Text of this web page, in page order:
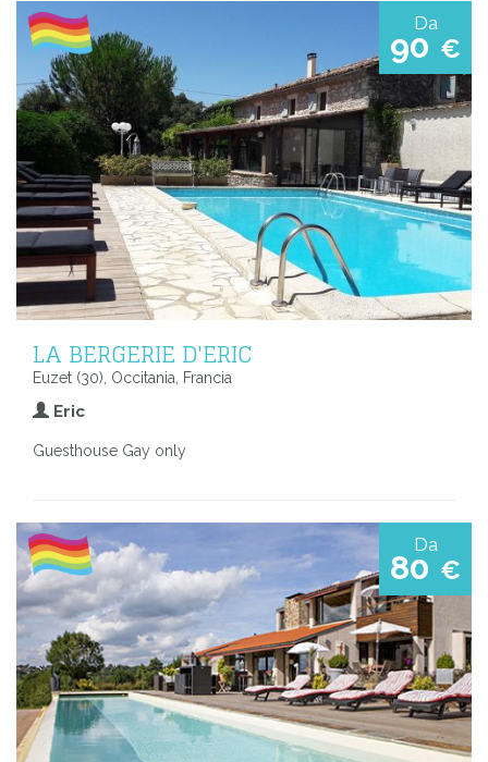
Da
90 €
LA BERGERIE D'ERIC
Euzet (30), Occitania, Francia
Eric
Guesthouse Gay only
Da
80 €